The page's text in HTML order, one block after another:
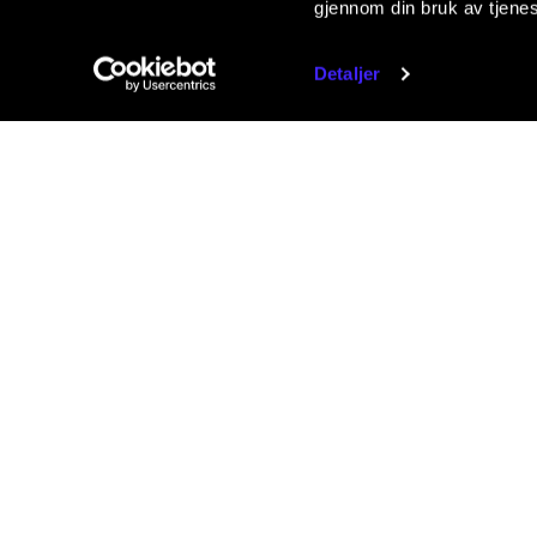
gjennom din bruk av
Detaljer